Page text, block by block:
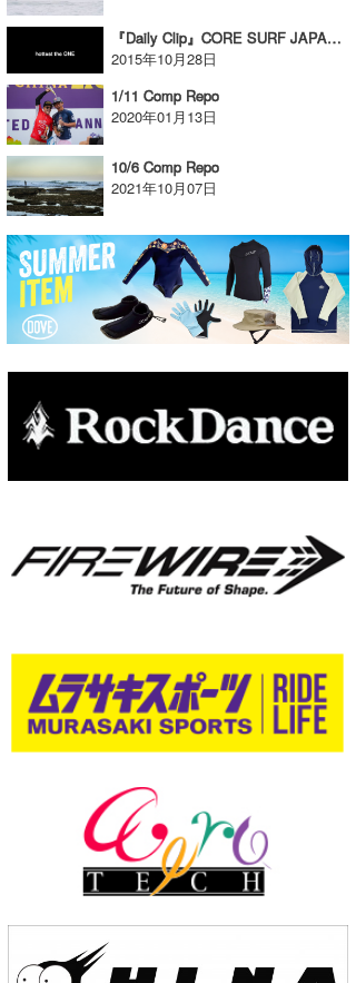
『Daily Clip』CORE SURF JAPAN × DELTA FORCE のDailyClipの新たな試み 「hottest the ONE」
2015年10月28日
1/11 Comp Repo
2020年01月13日
10/6 Comp Repo
2021年10月07日
たっちー
ハンマー
まっきー
三輪予報士
小川予報士
上田純子
上條将美
唐澤予報士
ゴン
予報士 hiro.
Mr.K
chappy
Romisea